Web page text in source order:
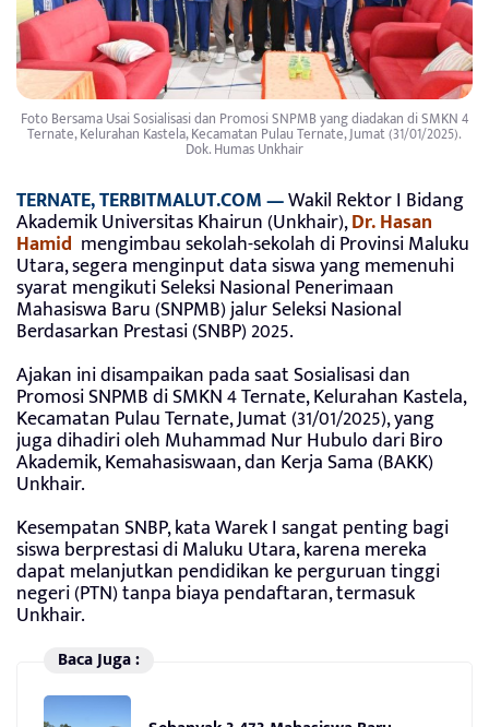
Foto Bersama Usai Sosialisasi dan Promosi SNPMB yang diadakan di SMKN 4
Ternate, Kelurahan Kastela, Kecamatan Pulau Ternate, Jumat (31/01/2025).
Dok. Humas Unkhair
TERNATE, TERBITMALUT.COM —Wakil Rektor I Bidang
Akademik Universitas Khairun (Unkhair),Dr. Hasan
Hamid mengimbau sekolah-sekolah di Provinsi Maluku
Utara, segera menginput data siswa yang memenuhi
syarat mengikuti Seleksi Nasional Penerimaan
Mahasiswa Baru (SNPMB) jalur Seleksi Nasional
Berdasarkan Prestasi (SNBP) 2025.
Ajakan ini disampaikan pada saat Sosialisasi dan
Promosi SNPMB di SMKN 4 Ternate, Kelurahan Kastela,
Kecamatan Pulau Ternate, Jumat (31/01/2025), yang
juga dihadiri oleh Muhammad Nur Hubulo dari Biro
Akademik, Kemahasiswaan, dan Kerja Sama (BAKK)
Unkhair.
Kesempatan SNBP, kata Warek I sangat penting bagi
siswa berprestasi di Maluku Utara, karena mereka
dapat melanjutkan pendidikan ke perguruan tinggi
negeri (PTN) tanpa biaya pendaftaran, termasuk
Unkhair.
Baca Juga :